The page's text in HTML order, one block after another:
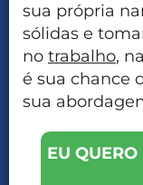
sua própria
sólidas e
no trabalho, na
é sua chance
sua
EU